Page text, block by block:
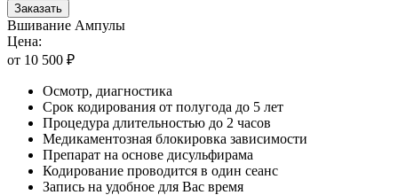
Заказать
Вшивание Ампулы
Цена:
от 10 500 ₽
Осмотр, диагностика
Срок кодирования от полугода до 5 лет
Процедура длительностью до 2 часов
Медикаментозная блокировка зависимости
Препарат на основе дисульфирама
Кодирование проводится в один сеанс
Запись на удобное для Вас время